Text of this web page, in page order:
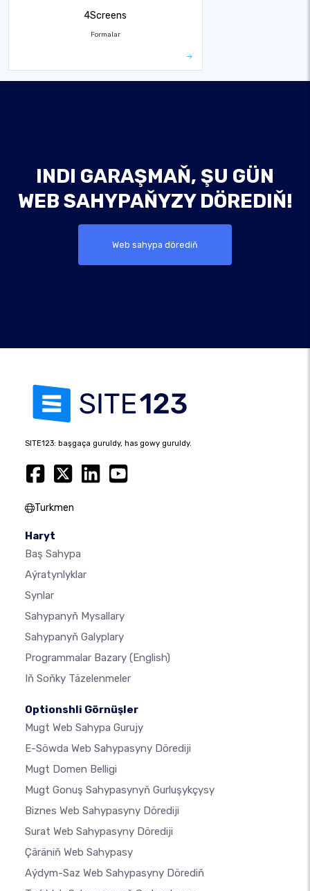
4Screens
Formalar
INDI GARAŞMAŇ, ŞU GÜN
WEB SAHYPAŇYZY DÖREDIŇ!
Web sahypa dörediň
SITE123: başgaça guruldy, has gowy guruldy.
Turkmen
Haryt
Baş Sahypa
Aýratynlyklar
Synlar
Sahypanyň Mysallary
Sahypanyň Galyplary
Programmalar Bazary (English)
Iň Soňky Täzelenmeler
Optionshli Görnüşler
Mugt Web Sahypa Gurujy
E-Söwda Web Sahypasyny Dörediji
Mugt Domen Belligi
Mugt Gonuş Sahypasynyň Gurluşykçysy
Biznes Web Sahypasyny Dörediji
Surat Web Sahypasyny Dörediji
Çäräniň Web Sahypasy
Aýdym-Saz Web Sahypasyny Dörediň